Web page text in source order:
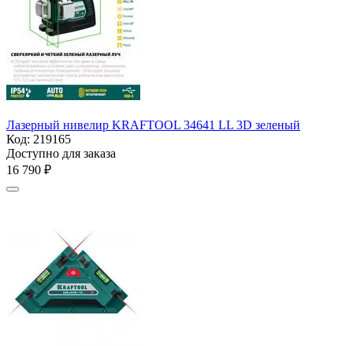
Лазерный нивелир KRAFTOOL 34641 LL 3D зеленый
Код: 219165
Доступно для заказа
16 790 ₽